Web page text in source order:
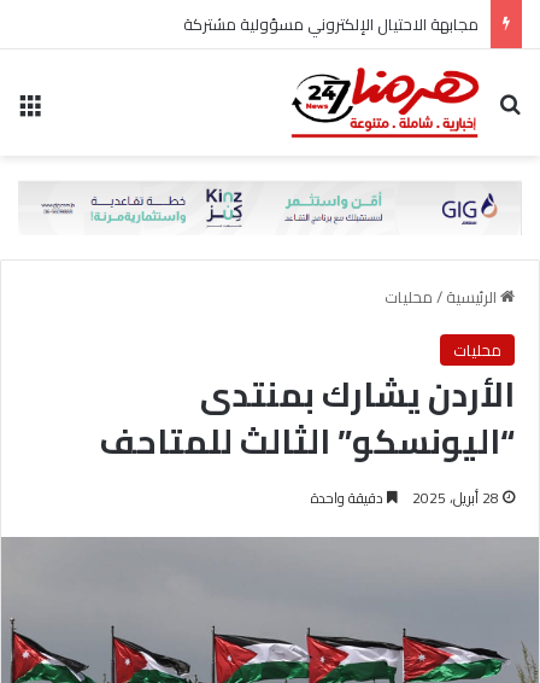
مجابهة الاحتيال الإلكتروني مسؤولية مشتركة
بحث عن
الرئيسية/محليات
محليات
الأردن يشارك بمنتدى
“اليونسكو” الثالث للمتاحف
28 أبريل، 2025 دقيقة واحدة